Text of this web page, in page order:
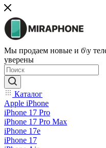
Мы продаем новые и б\у
уверены
Каталог
Apple iPhone
iPhone 17 Pro
iPhone 17 Pro Max
iPhone 17e
iPhone 17